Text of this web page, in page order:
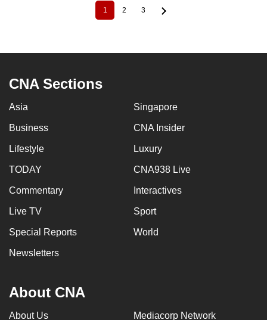
Current
page
1 Page
2 Page
3
CNA Sections
Asia Singapore
Business CNA Insider
Lifestyle Luxury
TODAY CNA938 Live
Commentary Interactives
Live TV Sport
Special Reports World
Newsletters
About CNA
About Us Mediacorp Network